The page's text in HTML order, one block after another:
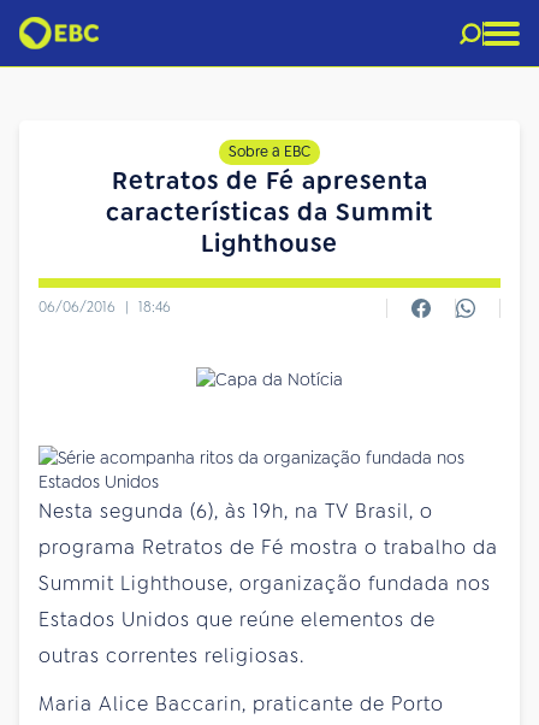
Sobre a EBC
Retratos de Fé apresenta
características da Summit
Lighthouse
06/06/2016 | 18:46
Nesta segunda (6), às 19h, na TV Brasil, o
programa Retratos de Fé mostra o trabalho da
Summit Lighthouse, organização fundada nos
Estados Unidos que reúne elementos de
outras correntes religiosas.
Maria Alice Baccarin, praticante de Porto